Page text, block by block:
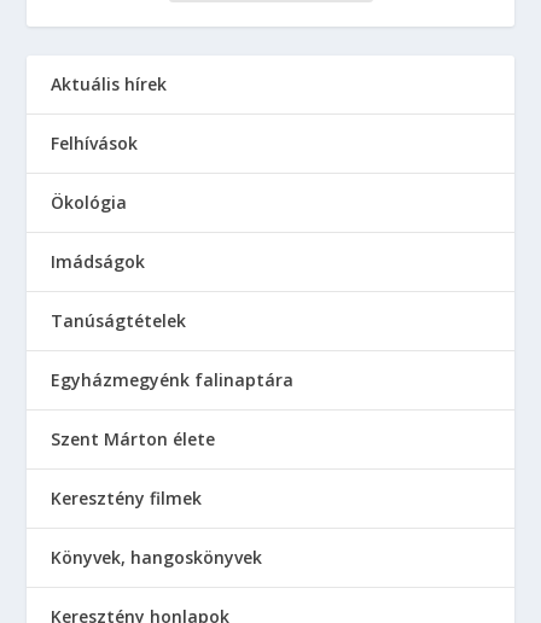
Aktuális hírek
Felhívások
Ökológia
Imádságok
Tanúságtételek
Egyházmegyénk falinaptára
Szent Márton élete
Keresztény filmek
Könyvek, hangoskönyvek
Keresztény honlapok